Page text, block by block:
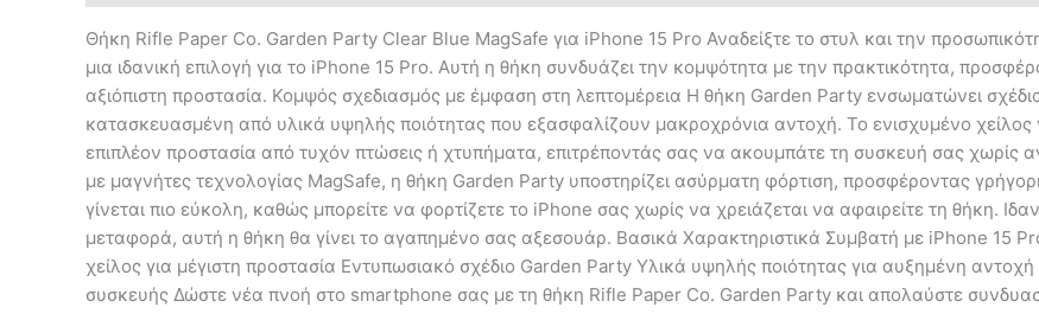
Θήκη Rifle Paper Co. Garden Party Clear Blue MagSafe για iPhone 15 Pro Αναδείξτε το στυλ και την
μια ιδανική επιλογή για το iPhone 15 Pro. Αυτή η θήκη συνδυάζει την κομψότητα με την πρακτικότητα,
αξιόπιστη προστασία. Κομψός σχεδιασμός με έμφαση στη λεπτομέρεια Η θήκη Garden Party ενσωματώνει
κατασκευασμένη από υλικά υψηλής ποιότητας που εξασφαλίζουν μακροχρόνια αντοχή. Το ενισχυμένο
επιπλέον προστασία από τυχόν πτώσεις ή χτυπήματα, επιτρέποντάς σας να ακουμπάτε τη συσκευή σας χωρίς
με μαγνήτες τεχνολογίας MagSafe, η θήκη Garden Party υποστηρίζει ασύρματη φόρτιση, προσφέροντας
γίνεται πιο εύκολη, καθώς μπορείτε να φορτίζετε το iPhone σας χωρίς να χρειάζεται να αφαιρείτε τη θήκη.
μεταφορά, αυτή η θήκη θα γίνει το αγαπημένο σας αξεσουάρ. Βασικά Χαρακτηριστικά Συμβατή με iPhone 15
χείλος για μέγιστη προστασία Εντυπωσιακό σχέδιο Garden Party Υλικά υψηλής ποιότητας για αυξημένη
συσκευής Δώστε νέα πνοή στο smartphone σας με τη θήκη Rifle Paper Co. Garden Party και απολαύστε